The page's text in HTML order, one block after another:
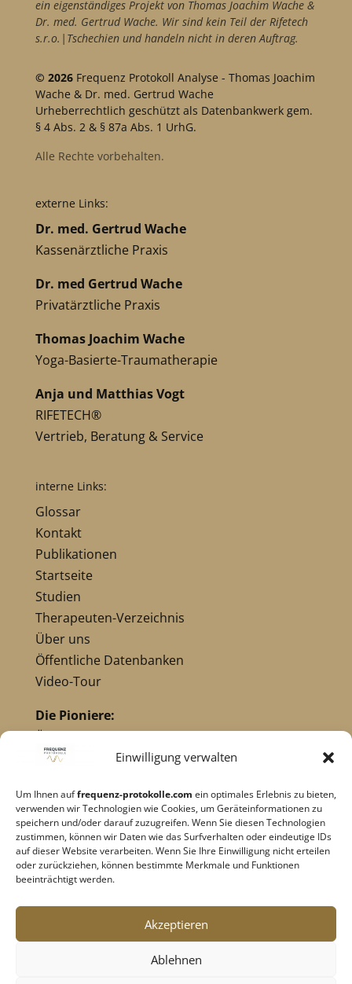
Einwilligung verwalten
Um Ihnen auffrequenz-protokolle.com ein optimales Erlebnis zu bieten,
verwenden wir Technologien wie Cookies, um Geräteinformationen zu
speichern und/oder darauf zuzugreifen. Wenn Sie diesen Technologien
zustimmen, können wir Daten wie das Surfverhalten oder eindeutige IDs
auf dieser Website verarbeiten. Wenn Sie Ihre Einwilligung nicht erteilen
oder zurückziehen, können bestimmte Merkmale und Funktionen
beeinträchtigt werden.
Akzeptieren
Ablehnen
ein eigenständiges Projekt von Thomas Joachim Wache &
Dr. med. Gertrud Wache. Wir sind kein Teil der Rifetech
s.r.o.|Tschechien und handeln nicht in deren Auftrag.
© 2026 Frequenz Protokoll Analyse - Thomas Joachim
Wache & Dr. med. Gertrud Wache
Urheberrechtlich geschützt als Datenbankwerk gem.
§ 4 Abs. 2 & § 87a Abs. 1 UrhG.
Alle Rechte vorbehalten.
externe Links:
Dr. med. Gertrud Wache
Kassenärztliche Praxis
Dr. med Gertrud Wache
Privatärztliche Praxis
Thomas Joachim Wache
Yoga-Basierte-Traumatherapie
Anja und Matthias Vogt
RIFETECH®
Vertrieb, Beratung & Service
interne Links:
Glossar
Kontakt
Publikationen
Startseite
Studien
Therapeuten-Verzeichnis
Über uns
Öffentliche Datenbanken
Video-Tour
Die Pioniere:
Übersicht Pioniere
Nikola Tesla
Dr. Hulda Clark
Robert C. Beck
Georges Lakhovsky
verwandte Pioniere
Datenschutz
Cookie-Richtlinie|AGB's